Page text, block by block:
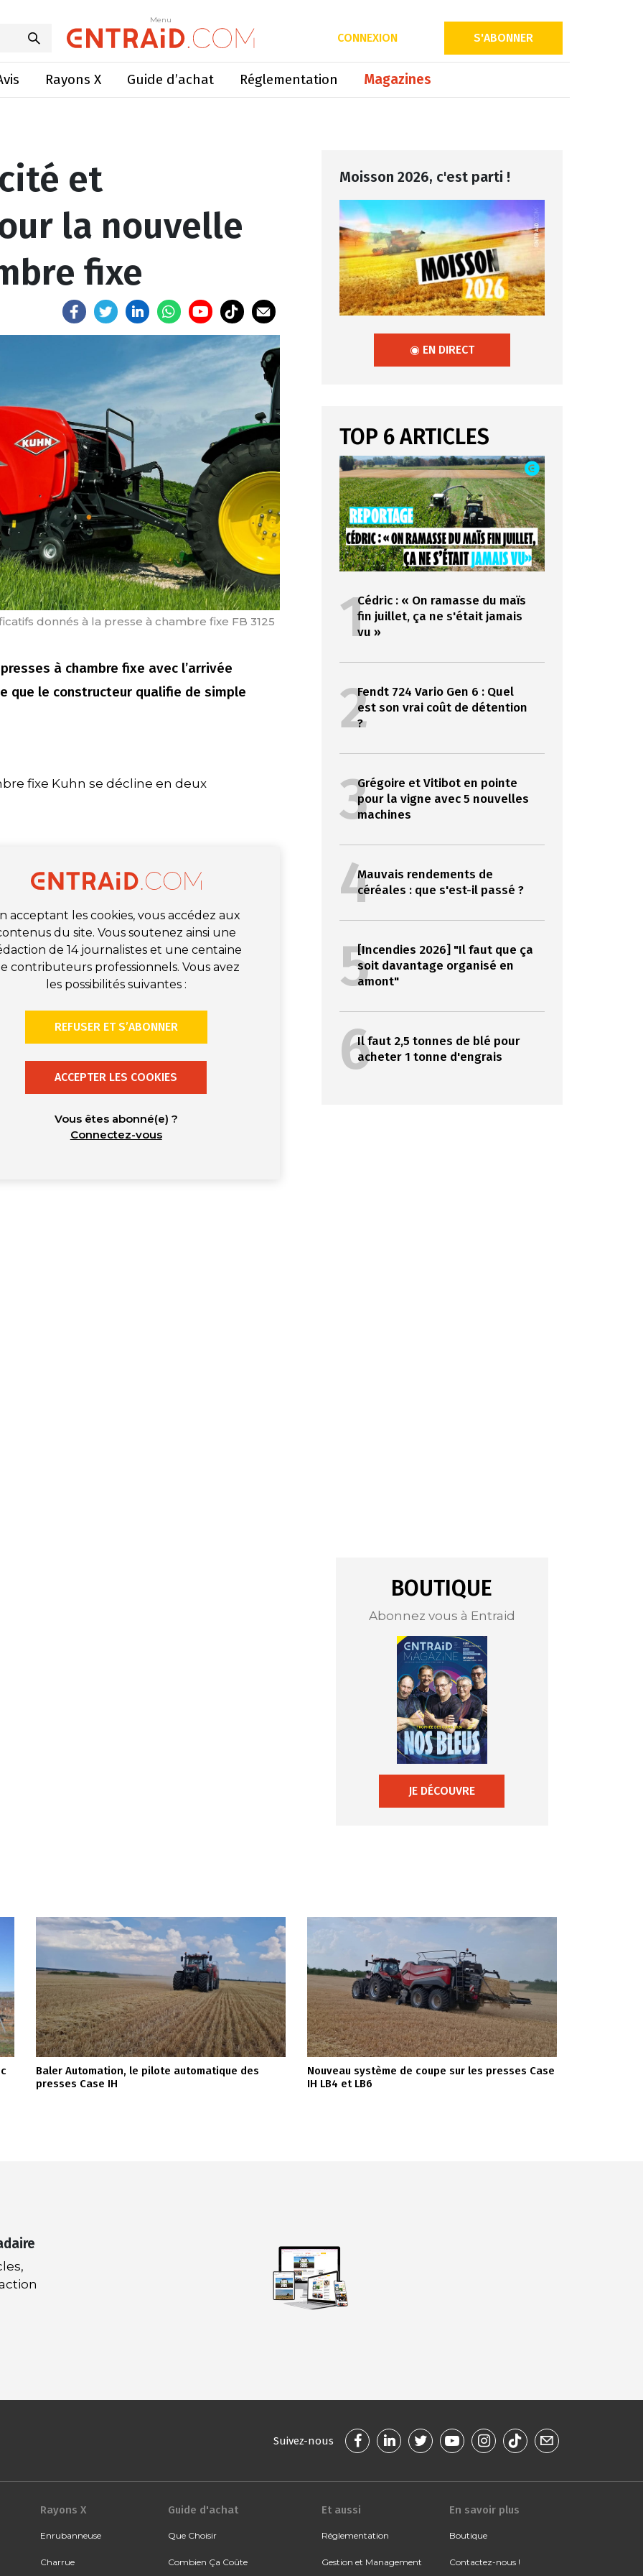
Menu
CONNEXION S'ABONNER
Rayons X Guide d’achat Réglementation Magazines
Menu
pour la nouvelle presse à chambre fixe
et
la nouvelle
fixe
donnés à la presse à chambre fixe FB 3125
à chambre fixe avec l’arrivée
que le constructeur qualifie de simple
fixe Kuhn se décline en deux
acceptant les cookies, vous accédez aux
du site. Vous soutenez ainsi une
de 14 journalistes et une centaine
contributeurs professionnels. Vous avez
les possibilités suivantes :
REFUSER ET S’ABONNER
ACCEPTER LES COOKIES
Vous êtes abonné(e) ?
Connectez-vous
Moisson 2026, c'est parti !
◉ EN DIRECT
TOP 6 ARTICLES
1Cédric : « On ramasse du maïs
fin juillet, ça ne s'était jamais
vu »
2Fendt 724 Vario Gen 6 : Quel
est son vrai coût de détention
?
3Grégoire et Vitibot en pointe
pour la vigne avec 5 nouvelles
machines
4Mauvais rendements de
céréales : que s'est-il passé ?
5[Incendies 2026] "Il faut que ça
soit davantage organisé en
amont"
6Il faut 2,5 tonnes de blé pour
acheter 1 tonne d'engrais
BOUTIQUE
Abonnez vous à Entraid
JE DÉCOUVRE
Baler Automation, le pilote automatique des
presses Case IH
Nouveau système de coupe sur les presses Case
IH LB4 et LB6
Suivez-nous
Rayons X
Enrubanneuse
Charrue
Guide d'achat
Que Choisir
Combien Ça Coûte
Et aussi
Réglementation
Gestion et Management
En savoir plus
Boutique
Contactez-nous !